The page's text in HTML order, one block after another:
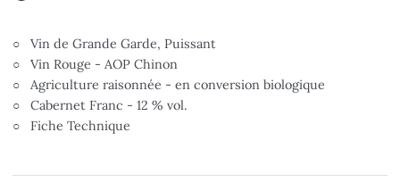
○ Vin de Grande Garde, Puissant
○ Vin Rouge - AOP Chinon
○ Agriculture raisonnée - en conversion biologique
○ Cabernet Franc - 12 % vol.
○ Fiche Technique